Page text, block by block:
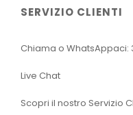
SERVIZIO CLIENTI
Chiama o WhatsAppaci:
Live Chat
Scopri il nostro Servizio